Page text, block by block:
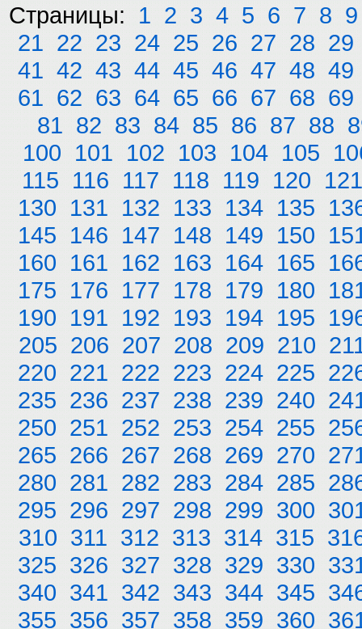
Страницы: 1 2 3 4 5 6 7 8 9
21 22 23 24 25 26 27 28 29
41 42 43 44 45 46 47 48 49
61 62 63 64 65 66 67 68 69
81 82 83 84 85 86 87 88
100 101 102 103 104 105
115 116 117 118 119 120 121
130 131 132 133 134 135
145 146 147 148 149 150
160 161 162 163 164 165
175 176 177 178 179 180
190 191 192 193 194 195
205 206 207 208 209 210
220 221 222 223 224 225
235 236 237 238 239 240
250 251 252 253 254 255
265 266 267 268 269 270
280 281 282 283 284 285
295 296 297 298 299 300
310 311 312 313 314 315
325 326 327 328 329 330
340 341 342 343 344 345
355 356 357 358 359 360